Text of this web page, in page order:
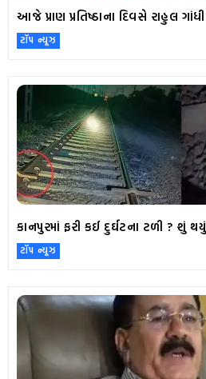
આજે પ્રાણ પ્રતિષ્ઠાના દિવસે રાહુલ
ટૉપ ન્યૂઝ
કાનપુરમાં ફરી કઈ દુર્ઘટના ટળી ? શું
ટૉપ ન્યૂઝ